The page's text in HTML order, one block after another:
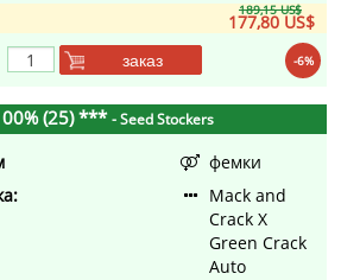
189,15 US$
177,80 US$
-6%
заказ
(25) ***- Seed Stockers
фемки
Mack and
Crack X
Green Crack
Auto